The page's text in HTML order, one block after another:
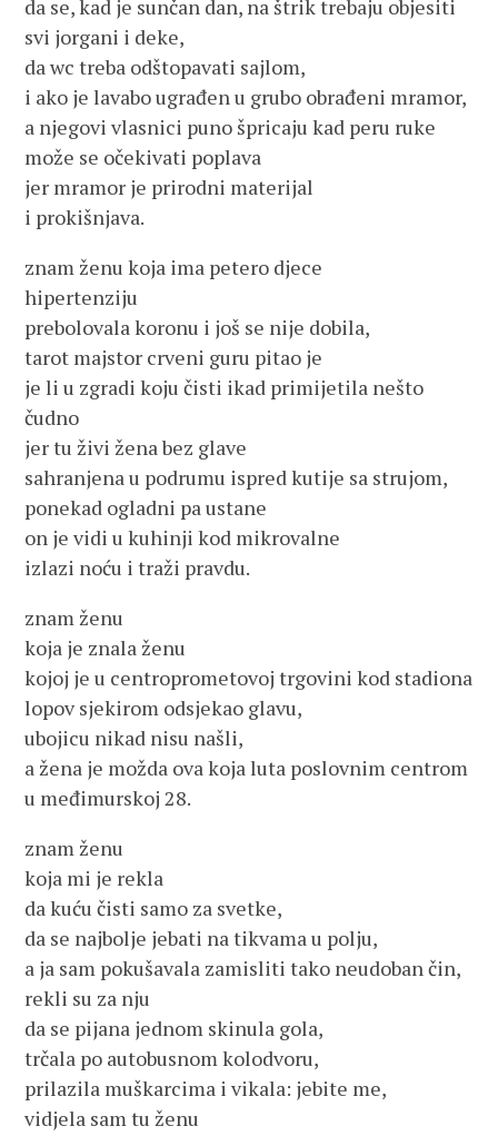
da se, kad je sunčan dan, na štrik trebaju objesiti
svi jorgani i deke,
da wc treba odštopavati sajlom,
i ako je lavabo ugrađen u grubo obrađeni mramor,
a njegovi vlasnici puno špricaju kad peru ruke
može se očekivati poplava
jer mramor je prirodni materijal
i prokišnjava.
znam ženu koja ima petero djece
hipertenziju
prebolovala koronu i još se nije dobila,
tarot majstor crveni guru pitao je
je li u zgradi koju čisti ikad primijetila nešto
čudno
jer tu živi žena bez glave
sahranjena u podrumu ispred kutije sa strujom,
ponekad ogladni pa ustane
on je vidi u kuhinji kod mikrovalne
izlazi noću i traži pravdu.
znam ženu
koja je znala ženu
kojoj je u centroprometovoj trgovini kod stadiona
lopov sjekirom odsjekao glavu,
ubojicu nikad nisu našli,
a žena je možda ova koja luta poslovnim centrom
u međimurskoj 28.
znam ženu
koja mi je rekla
da kuću čisti samo za svetke,
da se najbolje jebati na tikvama u polju,
a ja sam pokušavala zamisliti tako neudoban čin,
rekli su za nju
da se pijana jednom skinula gola,
trčala po autobusnom kolodvoru,
prilazila muškarcima i vikala: jebite me,
vidjela sam tu ženu